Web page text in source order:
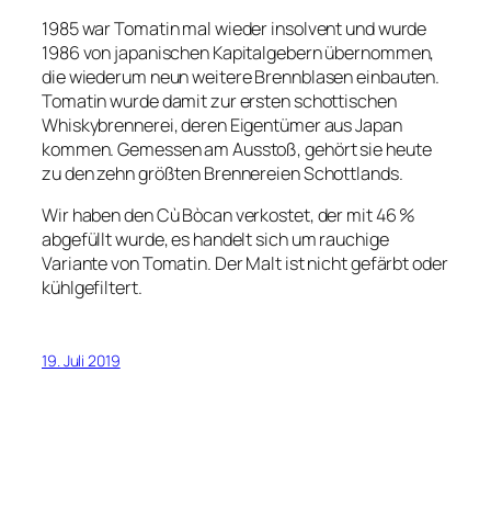
1985 war Tomatin mal wieder insolvent und wurde
1986 von japanischen Kapitalgebern übernommen,
die wiederum neun weitere Brennblasen einbauten.
Tomatin wurde damit zur ersten schottischen
Whiskybrennerei, deren Eigentümer aus Japan
kommen. Gemessen am Ausstoß, gehört sie heute
zu den zehn größten Brennereien Schottlands.
Wir haben den Cù Bòcan verkostet, der mit 46 %
abgefüllt wurde, es handelt sich um rauchige
Variante von Tomatin. Der Malt ist nicht gefärbt oder
kühlgefiltert.
19. Juli 2019